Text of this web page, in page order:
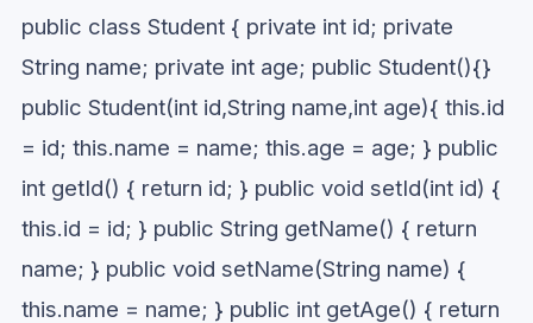
public class Student { private int id; private
String name; private int age; public Student(){}
public Student(int id,String name,int age){ this.id
= id; this.name = name; this.age = age; } public
int getId() { return id; } public void setId(int id) {
this.id = id; } public String getName() { return
name; } public void setName(String name) {
this.name = name; } public int getAge() { return